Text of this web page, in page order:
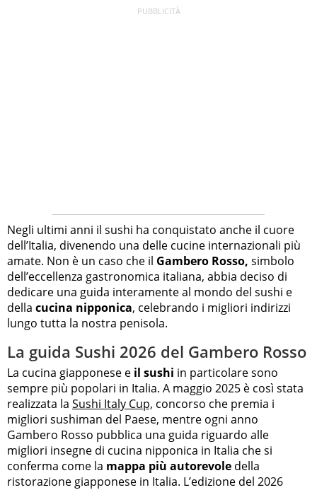
Negli ultimi anni il sushi ha conquistato anche il cuore
dell’Italia, divenendo una delle cucine internazionali più
amate. Non è un caso che il Gambero Rosso, simbolo
dell’eccellenza gastronomica italiana, abbia deciso di
dedicare una guida interamente al mondo del sushi e
della cucina nipponica, celebrando i migliori indirizzi
lungo tutta la nostra penisola.
La guida Sushi 2026 del Gambero Rosso
La cucina giapponese e il sushi in particolare sono
sempre più popolari in Italia. A maggio 2025 è così stata
realizzata la Sushi Italy Cup, concorso che premia i
migliori sushiman del Paese, mentre ogni anno
Gambero Rosso pubblica una guida riguardo alle
migliori insegne di cucina nipponica in Italia che si
conferma come la mappa più autorevole della
ristorazione giapponese in Italia. L’edizione del 2026